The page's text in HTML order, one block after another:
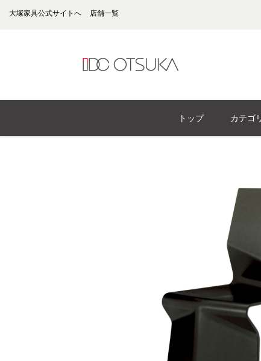
大塚家具公式サイトへ 店舗一覧
トップ カテゴ